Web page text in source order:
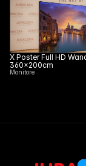
X Poster Full HD
360x200cm
Monitore